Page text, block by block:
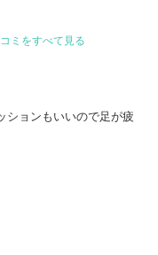
ミをすべて見る
ションもいいので足が疲